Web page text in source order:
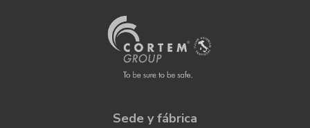
Sede y fábrica